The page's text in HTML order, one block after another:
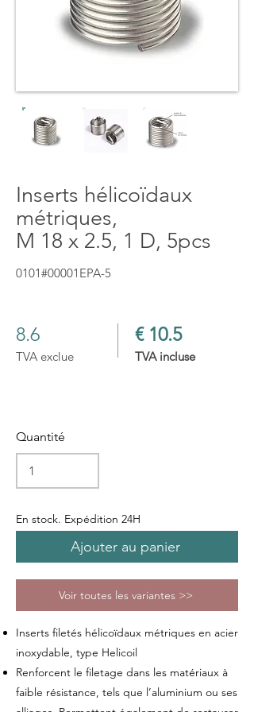
Inserts hélicoïdaux
métriques,
M 18 x 2.5, 1 D, 5pcs
0101#00001EPA-5
8.6
TVA exclue
€ 10.5
TVA incluse
Quantité
En stock. Expédition 24H
Ajouter au panier
Voir toutes les variantes >>
Inserts filetés hélicoïdaux métriques en acier
inoxydable, type Helicoil
Renforcent le filetage dans les matériaux à
faible résistance, tels que l’aluminium ou ses